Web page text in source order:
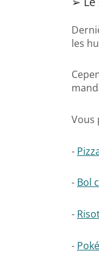
les
Vous
-
- Bol
-
-